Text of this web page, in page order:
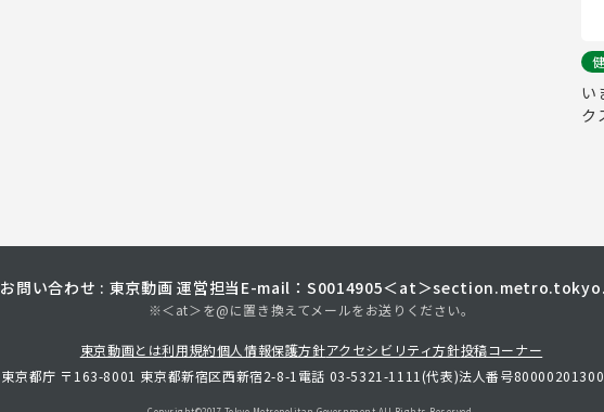
い
ク
お問い合わせ : 東京動画 運営担当 E-mail：S0014905＜at＞
※＜at＞を@に置き換えてメールをお送りください。
東京動画とは利用規約個人情報保護方針アクセシビリティ方針投稿コーナー
東京都庁 〒163-8001 東京都新宿区西新宿2-8-1 電話 03-5321-1111(代表)法人番号